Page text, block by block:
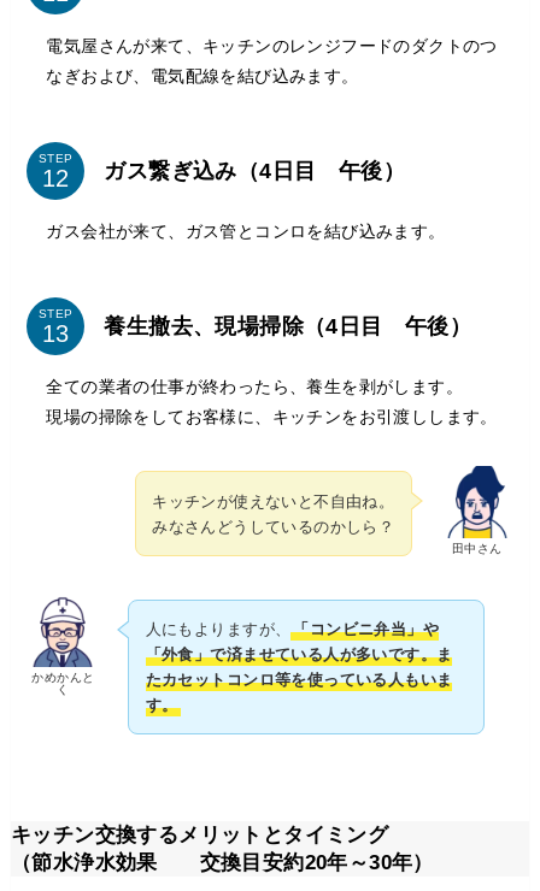
電気屋さんが来て、キッチンのレンジフードのダクトのつ
なぎおよび、電気配線を結び込みます。
STEP
ガス繋ぎ込み（4日目 午後）
ガス会社が来て、ガス管とコンロを結び込みます。
STEP
養生撤去、現場掃除（4日目 午後）
全ての業者の仕事が終わったら、養生を剥がします。
現場の掃除をしてお客様に、キッチンをお引渡しします。
田中さん
キッチンが使えないと不自由ね。
みなさんどうしているのかしら？
かめかんと
く
人にもよりますが、「コンビニ弁当」や
「外食」で済ませている人が多いです。ま
たカセットコンロ等を使っている人もいま
す。
キッチン交換するメリットとタイミング
（節水浄水効果 交換目安約20年～30年）